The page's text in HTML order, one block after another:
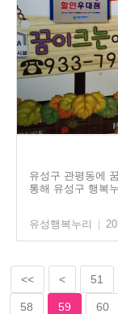
유성구 관평동에
통해 유성구 행복
유성행복누리
<< < 51
58 59 60